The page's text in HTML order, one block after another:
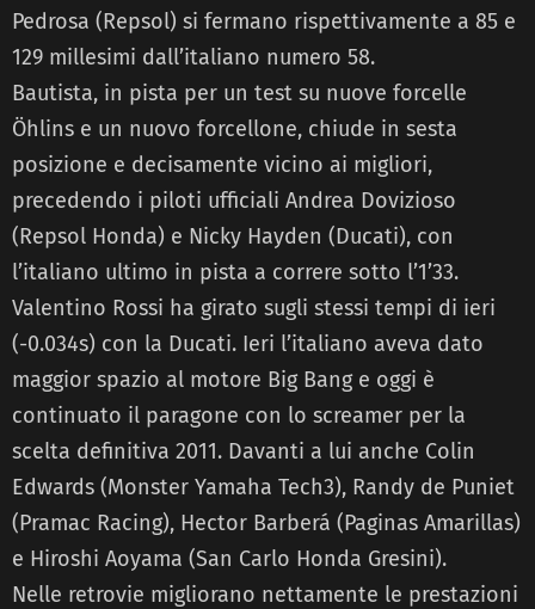
Pedrosa (Repsol) si fermano rispettivamente a 85 e
129 millesimi dall’italiano numero 58.
Bautista, in pista per un test su nuove forcelle
Öhlins e un nuovo forcellone, chiude in sesta
posizione e decisamente vicino ai migliori,
precedendo i piloti ufficiali Andrea Dovizioso
(Repsol Honda) e Nicky Hayden (Ducati), con
l’italiano ultimo in pista a correre sotto l’1’33.
Valentino Rossi ha girato sugli stessi tempi di ieri
(-0.034s) con la Ducati. Ieri l’italiano aveva dato
maggior spazio al motore Big Bang e oggi è
continuato il paragone con lo screamer per la
scelta definitiva 2011. Davanti a lui anche Colin
Edwards (Monster Yamaha Tech3), Randy de Puniet
(Pramac Racing), Hector Barberá (Paginas Amarillas)
e Hiroshi Aoyama (San Carlo Honda Gresini).
Nelle retrovie migliorano nettamente le prestazioni